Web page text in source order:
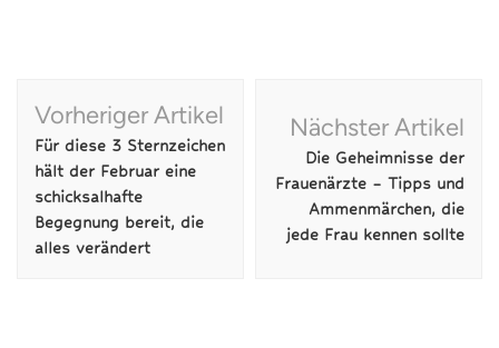
Beitragsnavigation
Vorheriger Artikel
Für diese 3 Sternzeichen
hält der Februar eine
schicksalhafte
Begegnung bereit, die
alles verändert
Nächster Artikel
Die Geheimnisse der
Frauenärzte – Tipps und
Ammenmärchen, die
jede Frau kennen sollte